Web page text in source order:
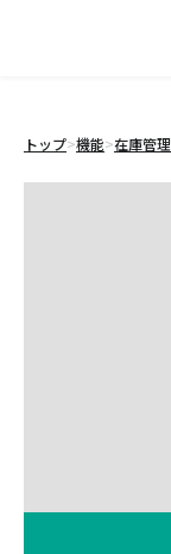
トップ>機能>在庫管理